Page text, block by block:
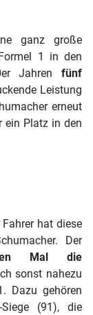
ganz große
1 in den
Jahren fünf
Leistung
erneut
ein Platz in den
hat diese
Der
Mal die
sonst nahezu
Dazu gehören
Siege (91), die